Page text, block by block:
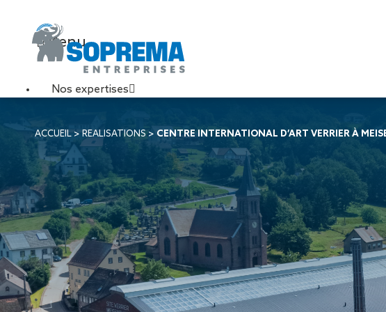
Menu
Nos expertises
Travaux de toiture
Couverture sèche
Désenfumage
Éclairage naturel
Étanchéité liquide
Étanchéité sur support
acier
Étanchéité sur support
béton
Étanchéité sur support
bois
Travaux de
façade
double
rapporté
simple
des
ACCUEIL > REALISATIONS > CENTRE INTERNATIONAL D’ART VERRIER À